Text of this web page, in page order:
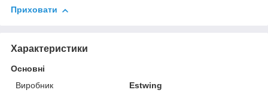
Приховати
Характеристики
Основні
Виробник
Estwing